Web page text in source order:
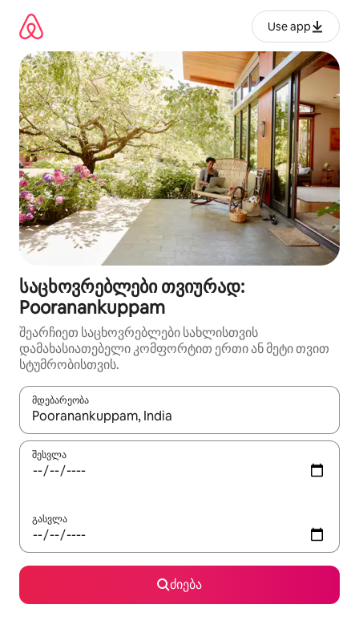
გადასვლა
Use app
საცხოვრებლები თვიურად:
Pooranankuppam
შეარჩიეთ საცხოვრებლები სახლისთვის
დამახასიათებელი კომფორტით ერთი ან მეტი თვით
სტუმრობისთვის.
მდებარეობა
როცა შედეგები ხელმისაწვდომი გახდება, ნავიგაციისთვის
შესვლა
გასვლა
ძიება